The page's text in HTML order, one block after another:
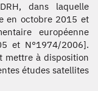
dans laquelle
en octobre 2015 et
européenne
et N°1974/2006].
mettre à disposition
études satellites